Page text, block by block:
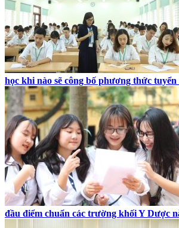
học khi nào sẽ công bố phương thức tuyển
đầu điểm chuẩn các trường khối Y Dược